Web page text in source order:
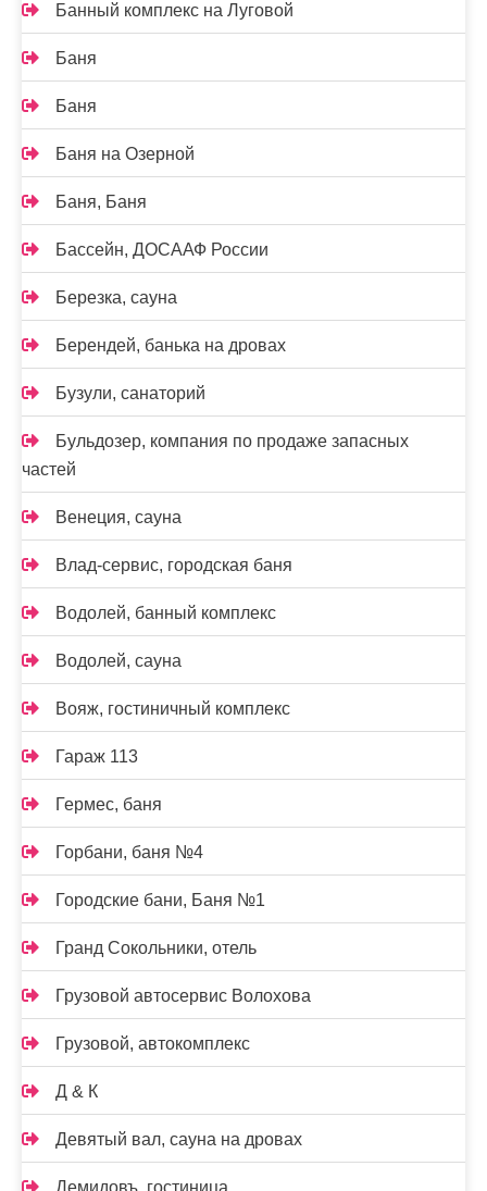
Банный комплекс на Луговой
Баня
Баня
Баня на Озерной
Баня, Баня
Бассейн, ДОСААФ России
Березка, сауна
Берендей, банька на дровах
Бузули, санаторий
Бульдозер, компания по продаже запасных
частей
Венеция, сауна
Влад-сервис, городская баня
Водолей, банный комплекс
Водолей, сауна
Вояж, гостиничный комплекс
Гараж 113
Гермес, баня
Горбани, баня №4
Городские бани, Баня №1
Гранд Сокольники, отель
Грузовой автосервис Волохова
Грузовой, автокомплекс
Д & К
Девятый вал, сауна на дровах
Демидовъ, гостиница